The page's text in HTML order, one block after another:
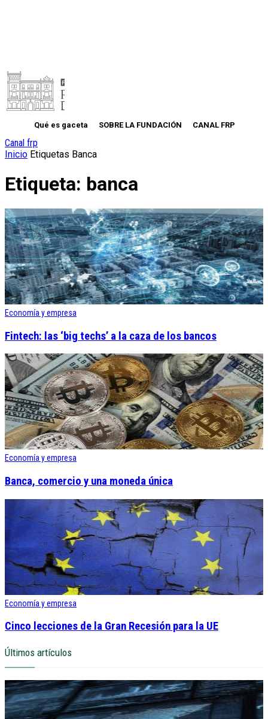
Qué es gaceta SOBRE LA FUNDACIÓN CANAL FRP
Canal frp
Inicio Etiquetas Banca
Etiqueta: banca
Economía y empresa
Fintech: las ‘big techs’ a la caza de los bancos
Economía y empresa
Banca, comercio y una moneda única
Economía y empresa
Cinco lecciones de la Gran Recesión para la UE
Últimos artículos